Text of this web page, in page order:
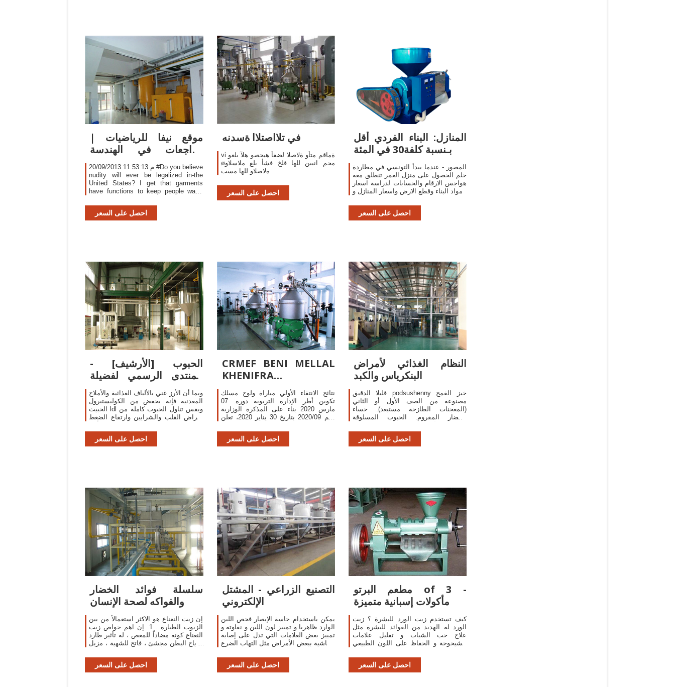
موقع نيفا للرياضيات |
مراجعات في الهندسة
للصف الثالث في
20/09/2013 11:53:13 م #Do you believe
nudity will ever be legalized in-the
United States? I get that garments
have functions to keep people warm
why should people be told they can not
be nude outside.
احصل على السعر
في تلااصتلاا ةسدنه
vi ةماقم متأو ةلاصلا لضفأ هبحصو هلآ ىلعو
øمحم انيبن للها قلخ فشأ ىلع ملاسلاو
ةلاصلاو للها مسب
احصل على السعر
المنازل: البناء الفردي أقل
بـنسبة كلفة30 في المئة
المصور - عندما يبدأ التونسي في مطاردة
حلم الحصول على منزل العمر تنطلق معه
هواجس الارقام والحسابات لدراسة اسعار
مواد البناء وقطع الارض واسعار المنازل و
احصل على السعر
الحبوب [الأرشيف] -
المنتدى الرسمي لفضيلة
الشيخ الدكتور
وبما أن الأرز غني بالألياف الغذائية والأملاح
المعدنية فإنه يخفض من الكوليستيرول
الخبيث ldl ويقس تناول الحبوب كاملة من
أمراض القلب والشرايين وارتفاع الضغط
احصل على السعر
CRMEF BENI MELLAL
KHENIFRA -
crmefbmkh.com
نتائج الانتقاء الأولي مباراة ولوج مسلك
تكوين أطر الإدارة التربوية دورة: 07
مارس 2020 بناء على المذكرة الوزارية
رقم 2020/09 بتاريخ 30 يناير 2020، تعلن
والتكوين لجهة بني ملال – خنيفرة، وبعد
دراسة
احصل على السعر
النظام الغذائي لأمراض
البنكرياس والكبد
قليلا الدقيق podsushenny خبز القمح
مصنوعة من الصف الأول أو الثاني
(المعجنات الطازجة مستبعد). حساء
الخضار المفروم. الحبوب المسلوقة
على ما يرام، والشوفان.
احصل على السعر
سلسلة فوائد الخضار
والفواكه لصحة الإنسان
إن زيت النعناع هو الاكثر استعمالاً من بين
الزيوت الطيارة . 1. إن اهم خواص زيت
النعناع كونه مضاداً للمغص ، له تأثير طارد
لأرياح البطن مجشئ ، فاتح للشهية ، مزيل
احصل على السعر
التصنيع الزراعي - المشتل
الإلكتروني
يمكن باستخدام حاسة الإبصار فحص اللبن
الوارد ظاهريا و تمييز لون اللبن و نقاوته و
تمييز بعض العلامات التي تدل على إصابة
الماشية ببعض الأمراض مثل التهاب الضرع
احصل على السعر
مطعم البرتو of 3 -
مأكولات إسبانية متميزة
كيف تستخدم زيت الورد للبشرة ؟ زيت
الورد له الهديد من الفوائد للبشرة مثل
علاج حب الشباب و تقليل علامات
الشيخوخة و الحفاظ على اللون الطبيعي
شوائب.
احصل على السعر